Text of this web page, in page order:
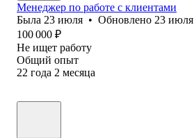
Менеджер по работе с клиентами
Была 23 июля • Обновлено 23 июля
100 000 ₽
Не ищет работу
Общий опыт
22 года 2 месяца